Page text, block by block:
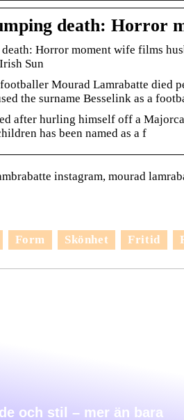
death: Horror
Horror moment wife films
Sun
Mourad Lamrabatte died
the surname Besselink as a
after hurling himself off a
has been named as a f
instagram, mourad
Form Skönhet Fritid
och stil – mer än bara